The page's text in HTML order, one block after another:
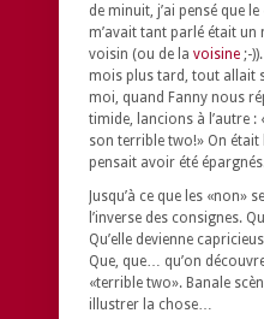
de minuit, j’ai pensé que
m’avait tant parlé était un
voisin (ou de la voisine ;-
mois plus tard, tout allait
moi, quand Fanny nous
timide, lancions à l’autre
son terrible two!» On était
pensait avoir été
Jusqu’à ce que les «non»
l’inverse des consignes.
Qu’elle devienne
Que, que… qu’on
«terrible two». Banale
illustrer la chose…